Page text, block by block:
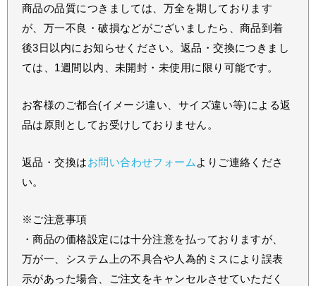
商品の品質につきましては、万全を期しております
が、万一不良・破損などがございましたら、商品到着
後3日以内にお知らせください。返品・交換につきまし
ては、1週間以内、未開封・未使用に限り可能です。
お客様のご都合(イメージ違い、サイズ違い等)による返
品は原則としてお受けしておりません。
返品・交換はお問い合わせフォーム よりご連絡くださ
い。
※ご注意事項
・商品の価格設定には十分注意を払っておりますが、
万が一、システム上の不具合や人為的ミスにより誤表
示があった場合、ご注文をキャンセルさせていただく